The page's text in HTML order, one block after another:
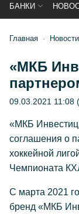
БАНКИ
Главная Новости
«МКБ
09.03.2021 11:08
«МКБ
соглашения о
хоккейной
Чемпионата
С марта 2021
бренд «МКБ